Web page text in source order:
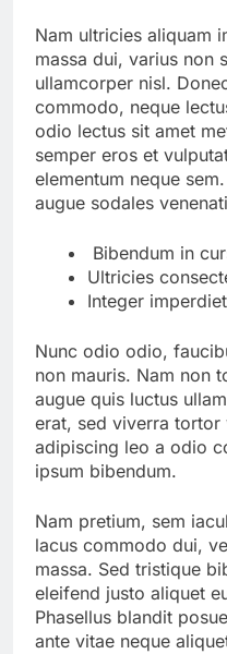
Nam ultricies aliquam
massa dui, varius non
ullamcorper nisl.
commodo, neque
odio lectus sit amet
semper eros et
elementum neque
augue sodales
Bibendum in
Ultricies
Integer
Nunc odio odio,
non mauris. Nam non
augue quis luctus
erat, sed viverra tortor
adipiscing leo a odio
ipsum bibendum.
Nam pretium, sem
lacus commodo dui,
massa. Sed tristique
eleifend justo aliquet
Phasellus blandit
ante vitae neque